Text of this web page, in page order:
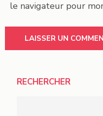
le navigateur pour
RECHERCHER